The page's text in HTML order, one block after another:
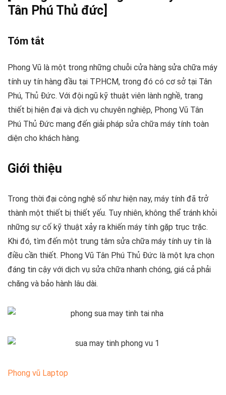
Tân Phú Thủ đức]
Tóm tắt
Phong Vũ là một trong những chuỗi cửa hàng sửa chữa máy
tính uy tín hàng đầu tại TP.HCM, trong đó có cơ sở tại Tân
Phú, Thủ Đức. Với đội ngũ kỹ thuật viên lành nghề, trang
thiết bị hiện đại và dịch vụ chuyên nghiệp, Phong Vũ Tân
Phú Thủ Đức mang đến giải pháp sửa chữa máy tính toàn
diện cho khách hàng.
Giới thiệu
Trong thời đại công nghệ số như hiện nay, máy tính đã trở
thành một thiết bị thiết yếu. Tuy nhiên, không thể tránh khỏi
những sự cố kỹ thuật xảy ra khiến máy tính gặp trục trặc.
Khi đó, tìm đến một trung tâm sửa chữa máy tính uy tín là
điều cần thiết. Phong Vũ Tân Phú Thủ Đức là một lựa chọn
đáng tin cậy với dịch vụ sửa chữa nhanh chóng, giá cả phải
chăng và bảo hành lâu dài.
Phong vũ Laptop